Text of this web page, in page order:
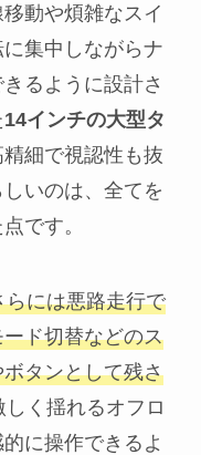
動や煩雑なスイ
集中しながらナ
るように設計さ
14インチの大型タ
細で視認性も抜
いのは、全てを
です。
には悪路走行で
ド切替などのス
タンとして残さ
く揺れるオフロ
に操作できるよ